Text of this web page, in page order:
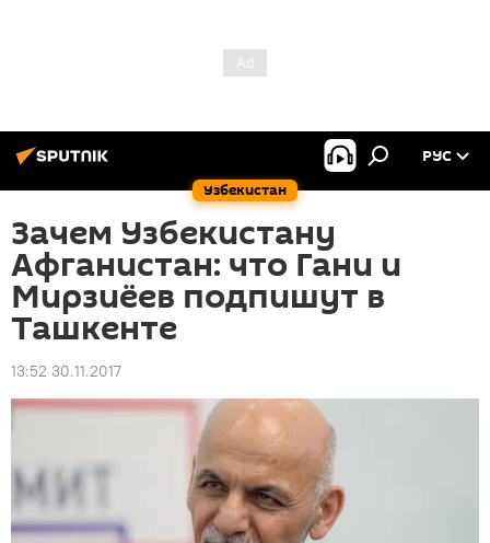
Узбекистан
РУС
Зачем Узбекистану
Афганистан: что Гани и
Мирзиёев подпишут в
Ташкенте
13:52 30.11.2017